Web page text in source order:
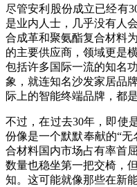
尽管安利股份成立已经有
是业内人士，几乎没有人
合成革和聚氨酯复合材料
的主要供应商，领域更是
包括许多国际一流的知名
象，就连知名沙发家居品
际上的智能终端品牌，都
不过，在过去30年，即使
份像是一个默默奉献的“
合材料国内市场占有率首
数量也稳坐第一把交椅，
知。这可能就像那些在新